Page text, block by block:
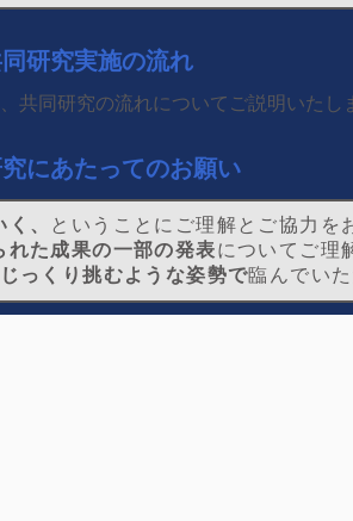
研究実施の流れ
共同研究の流れについてご説明いたし
にあたってのお願い
、
ということにご理解とご協力を
れた成果の一部の発表についてご理
っくり挑むような姿勢で臨んでい